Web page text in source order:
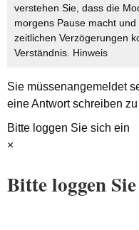
verstehen Sie, dass die
morgens Pause macht
zeitlichen Verzögerungen
Verständnis. Hinweis
Sie müssenangemeldet
eine Antwort schreiben
Bitte loggen Sie sich ein
×
Bitte loggen